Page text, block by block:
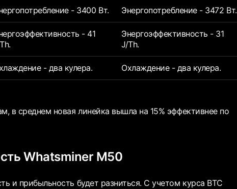
- 3400 Вт. Энергопотребление - 3472 Вт.
- 41
Энергоэффективность - 31
J/Th.
- два кулера. Охлаждение - два кулера.
в среднем новая линейка вышла на 15% эффективнее по
Whatsminer M50
и прибыльность будет разниться. С учетом курса BTC